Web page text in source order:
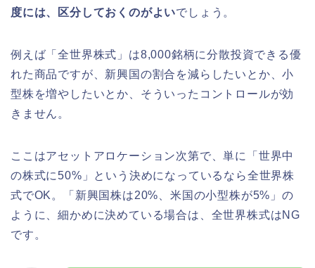
度には、区分しておくのがよいでしょう。
例えば「全世界株式」は8,000銘柄に分散投資できる優
れた商品ですが、新興国の割合を減らしたいとか、小
型株を増やしたいとか、そういったコントロールが効
きません。
ここはアセットアロケーション次第で、単に「世界中
の株式に50%」という決めになっているなら全世界株
式でOK。「新興国株は20%、米国の小型株が5%」の
ように、細かめに決めている場合は、全世界株式はNG
です。